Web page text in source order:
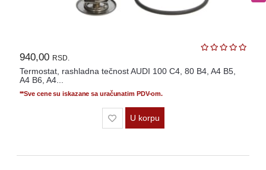
940,00 RSD.
Termostat, rashladna tečnost AUDI 100 C4, 80 B4, A4 B5,
A4 B6, A4...
**Sve cene su iskazane sa uračunatim PDV-om.
U korpu